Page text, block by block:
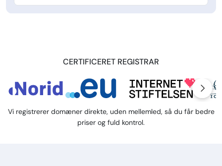
CERTIFICERET REGISTRAR
Vi registrerer domæner direkte, uden mellemled, så du får bedre
priser og fuld kontrol.